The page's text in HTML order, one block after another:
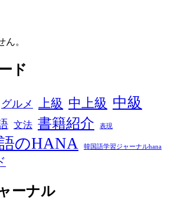
ん。
ド
グルメ 上級 中上級 中級
文法 書籍紹介 表現
のHANA 韓国語学習ジャーナルhana
ーナル